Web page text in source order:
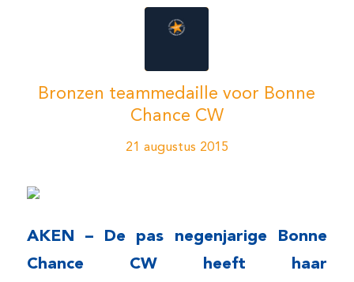
Bronzen teammedaille voor Bonne
Chance CW
21 augustus 2015
AKEN – De pas negenjarige Bonne
Chance CW heeft haar